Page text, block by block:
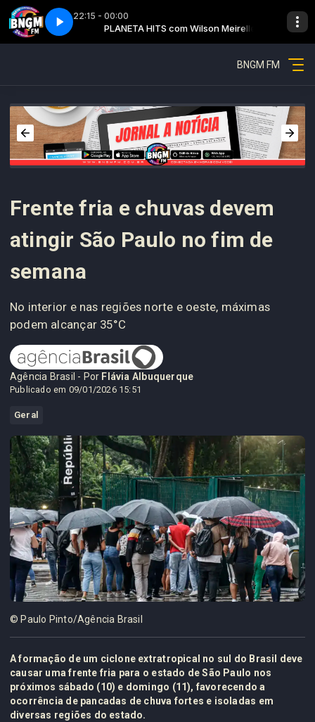
22:15 - 00:00
Meirelles PLANETA HITS com Wilson Meirelles
- Completo Aniversário dos famosos - Completo
BNGM FM
Frente fria e chuvas devem
atingir São Paulo no fim de
semana
No interior e nas regiões norte e oeste, máximas
podem alcançar 35°C
Agência Brasil - Por Flávia Albuquerque
Publicado em 09/01/2026 15:51
Geral
© Paulo Pinto/Agência Brasil
A formação de um ciclone extratropical no sul do Brasil deve
causar uma frente fria para o estado de São Paulo nos
próximos sábado (10) e domingo (11), favorecendo a
ocorrência de pancadas de chuva fortes e isoladas em
diversas regiões do estado.